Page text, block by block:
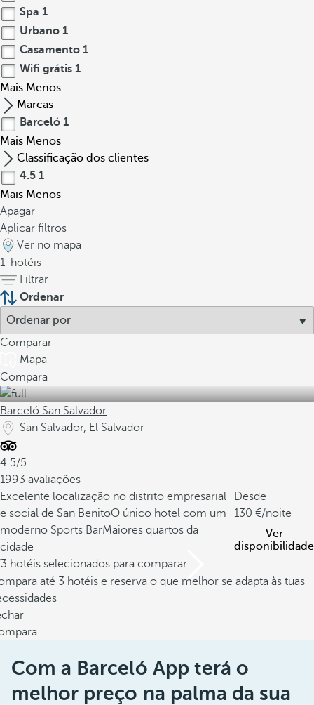
Spa 1
Urbano 1
Casamento 1
Wifi grátis 1
Mais Menos
Marcas
Barceló 1
Mais Menos
Classificação dos clientes
4.5 1
Mais Menos
Apagar
Aplicar filtros
Ver no mapa
1 hotéis
Filtrar
Ordenar
Comparar
Mapa
Compara
Barceló San Salvador
San Salvador, El Salvador
4.5/5
1993 avaliações
Excelente localização no distrito empresarial
e social de San BenitoO único hotel com um
moderno Sports BarMaiores quartos da
cidade
Desde
130
/noite
Ver
disponibilidade
hotéis selecionados para comparar
até 3 hotéis e reserva o que melhor se adapta às tuas
Com a Barceló App terá o
melhor preço na palma da sua